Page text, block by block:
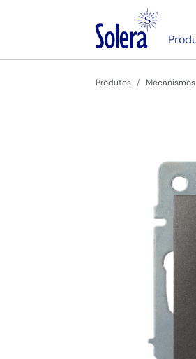
Produtos Mecanismos